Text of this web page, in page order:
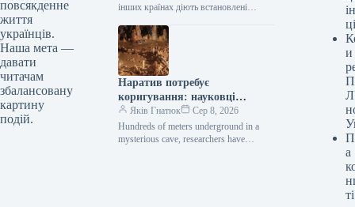
повсякденне
життя
українців.
Наша мета —
давати
читачам
збалансовану
картину
подій.
інших країнах діють встановлені
обійти. Володимир Зеленський / ©…
Наратив потребує
коригування: науковці
віднайшли підземну споруду,
зведену до появи людства
Яків Гнатюк
Сер 8, 2026
Hundreds of meters underground in a
mysterious cave, researchers have
ці
и
а